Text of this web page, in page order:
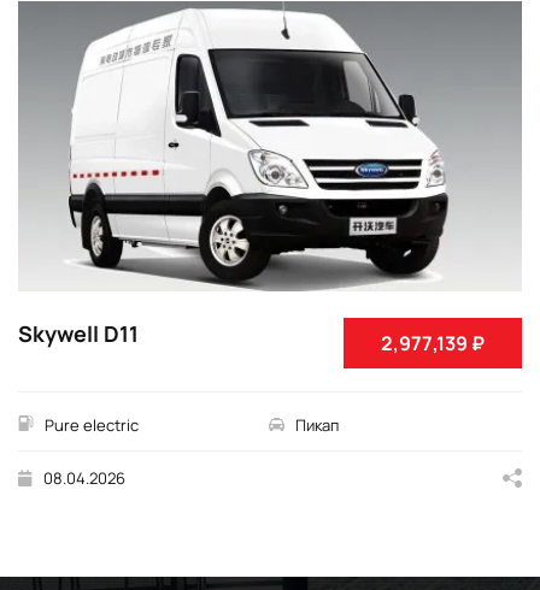
2,977,139 ₽
Skywell D11
Pure electric Пикап
08.04.2026